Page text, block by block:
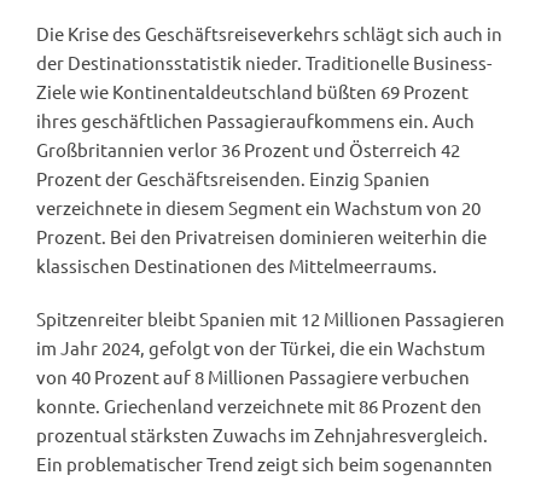
Die Krise des Geschäftsreiseverkehrs schlägt sich auch in
der Destinationsstatistik nieder. Traditionelle Business-
Ziele wie Kontinentaldeutschland büßten 69 Prozent
ihres geschäftlichen Passagieraufkommens ein. Auch
Großbritannien verlor 36 Prozent und Österreich 42
Prozent der Geschäftsreisenden. Einzig Spanien
verzeichnete in diesem Segment ein Wachstum von 20
Prozent. Bei den Privatreisen dominieren weiterhin die
klassischen Destinationen des Mittelmeerraums.
Spitzenreiter bleibt Spanien mit 12 Millionen Passagieren
im Jahr 2024, gefolgt von der Türkei, die ein Wachstum
von 40 Prozent auf 8 Millionen Passagiere verbuchen
konnte. Griechenland verzeichnete mit 86 Prozent den
prozentual stärksten Zuwachs im Zehnjahresvergleich.
Ein problematischer Trend zeigt sich beim sogenannten